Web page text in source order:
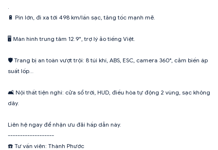
🔋 Pin lớn, đi xa tới 498 km/lần sạc, tăng tốc mạnh mẽ.
🖥️ Màn hình trung tâm 12.9", trợ lý ảo tiếng Việt.
🛡️ Trang bị an toàn vượt trội: 8 túi khí, ABS, ESC, camera 360°, cảm biến áp
suất lốp…
🛋️ Nội thất tiện nghi: cửa sổ trời, HUD, điều hòa tự động 2 vùng, sạc không
dây.
Liên hệ ngay để nhận ưu đãi hấp dẫn này.
-------------------
☎️ Tư vấn viên: Thành Phước